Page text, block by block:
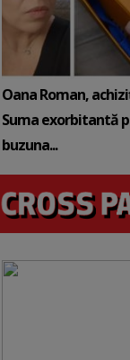
Oana Roman,
Suma exorbitantă
buzuna...